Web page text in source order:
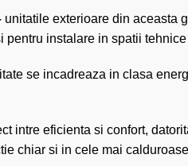
unitatile exterioare din aceasta
pentru instalare in spatii tehnice
se incadreaza in clasa
intre eficienta si confort,
chiar si in cele mai